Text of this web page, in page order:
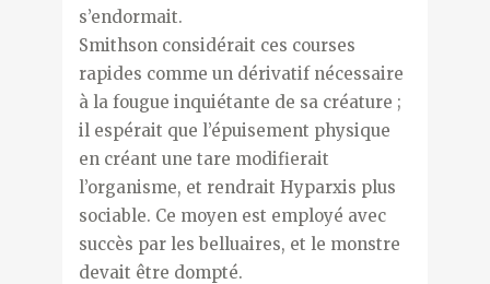
s’endormait.
Smithson considérait ces courses
rapides comme un dérivatif nécessaire
à la fougue inquiétante de sa créature ;
il espérait que l’épuisement physique
en créant une tare modifierait
l’organisme, et rendrait Hyparxis plus
sociable. Ce moyen est employé avec
succès par les belluaires, et le monstre
devait être dompté.